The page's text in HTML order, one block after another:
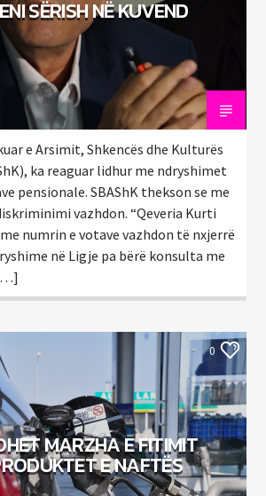
SËRISH NË KUVEND
e Arsimit, Shkencës dhe Kulturës
ka reaguar lidhur me ndryshimet
pensionale. SBAShK thekson se me
vazhdon. “Qeveria Kurti
numrin e votave vazhdon të nxjerrë
në Ligje pa bërë konsulta me
0
MARZHA E FITIMIT
E NAFTËS